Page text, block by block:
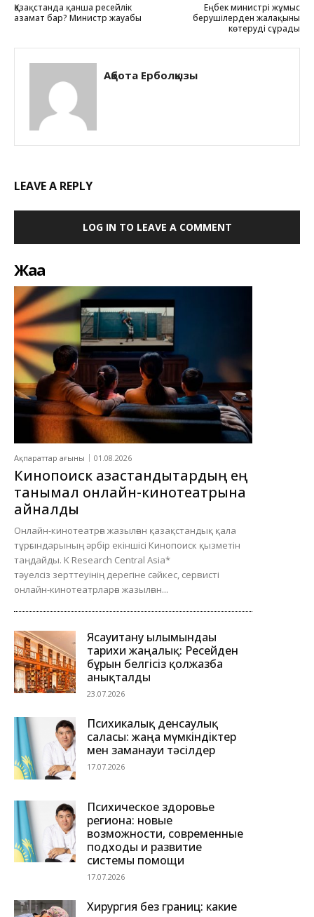
Қазақстанда қанша ресейлік
азамат бар? Министр жауабы
Еңбек министрі жұмыс
берушілерден жалақыны
көтеруді сұрады
Ақбота Ерболқызы
LEAVE A REPLY
LOG IN TO LEAVE A COMMENT
Жаңа
Ақпараттар ағыны 01.08.2026
Кинопоиск қазақстандықтардың ең
танымал онлайн-кинотеатрына
айналды
Онлайн-кинотеатрға жазылған қазақстандық қала
тұрғындарының әрбір екіншісі Кинопоиск қызметін
таңдайды. K Research Central Asia*
тәуелсіз зерттеуінің дерегіне сәйкес, сервисті
онлайн-кинотеатрларға жазылған...
Ясауитану ғылымындағы
тарихи жаңалық: Ресейден
бұрын белгісіз қолжазба
анықталды
23.07.2026
Психикалық денсаулық
саласы: жаңа мүмкіндіктер
мен заманауи тәсілдер
17.07.2026
Психическое здоровье
региона: новые
возможности, современные
подходы и развитие
системы помощи
17.07.2026
Хирургия без границ: какие